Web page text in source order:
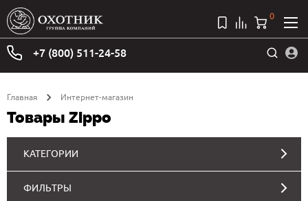
+7 (800) 511-24-58
0
Главная Интернет-магазин
Товары Zippo
КАТЕГОРИИ
ФИЛЬТРЫ